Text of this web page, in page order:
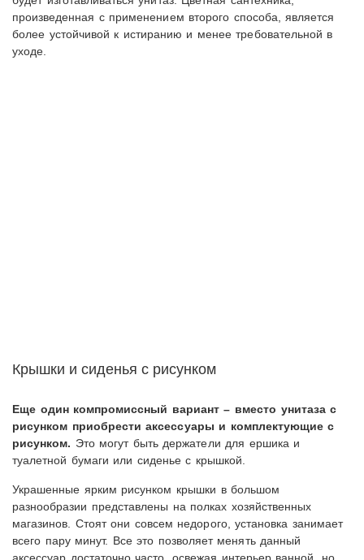
произведенная с применением второго способа, является
более устойчивой к истиранию и менее требовательной в
уходе.
Крышки и сиденья с рисунком
Еще один компромиссный вариант – вместо унитаза с
рисунком приобрести аксессуары и комплектующие с
рисунком. Это могут быть держатели для ершика и
туалетной бумаги или сиденье с крышкой.
Украшенные ярким рисунком крышки в большом
разнообразии представлены на полках хозяйственных
магазинов. Стоят они совсем недорого, установка занимает
всего пару минут. Все это позволяет менять данный